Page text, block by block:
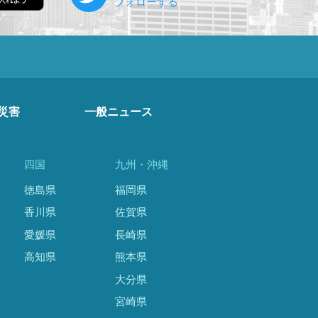
害 一般ニュース
四国
徳島県
香川県
愛媛県
高知県
九州・沖縄
福岡県
佐賀県
長崎県
熊本県
大分県
宮崎県